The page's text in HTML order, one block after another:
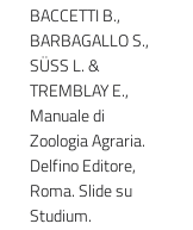
BACCETTI B.,
BARBAGALLO S.,
SÜSS L. &
TREMBLAY E.,
Manuale di
Zoologia Agraria.
Delfino Editore,
Roma. Slide su
Studium.